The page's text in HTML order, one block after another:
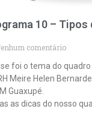
10 –
comentário
foi o tema do
Meire Helen
Guaxupé.
as dicas do nosso